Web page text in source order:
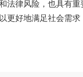
法律风险，也具有
更好地满足社会需